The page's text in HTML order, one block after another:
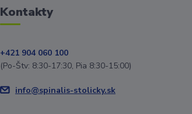
Kontakty
+421 904 060 100
(Po-Štv: 8:30-17:30, Pia 8:30-15:00)
info@spinalis-stolicky.sk